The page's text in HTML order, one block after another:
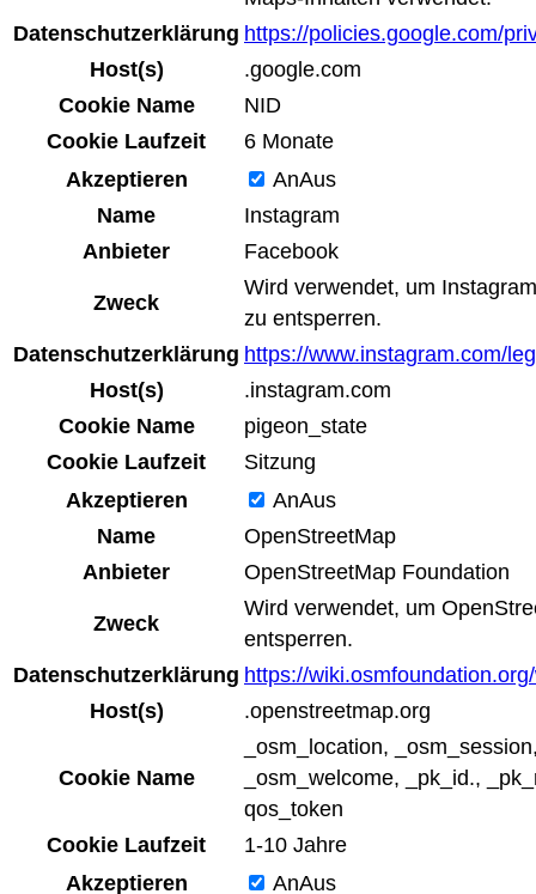
Datenschutzerklärung https://policies.google.com/
Host(s)
.google.com
Cookie Name
NID
Cookie Laufzeit
6 Monate
Akzeptieren
AnAus
Name
Instagram
Anbieter
Facebook
Zweck
Wird verwendet, um
zu entsperren.
Datenschutzerklärung https://www.instagram.com/
Host(s)
.instagram.com
Cookie Name
pigeon_state
Cookie Laufzeit
Sitzung
Akzeptieren
AnAus
Name
OpenStreetMap
Anbieter
OpenStreetMap Foundation
Zweck
Wird verwendet, um
entsperren.
Datenschutzerklärung https://
Host(s)
.openstreetmap.org
Cookie Name
_osm_location,
_osm_welcome, _pk_id.,
qos_token
Cookie Laufzeit
1-10 Jahre
Akzeptieren
AnAus